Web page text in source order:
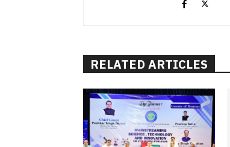
RELATED ARTICLES